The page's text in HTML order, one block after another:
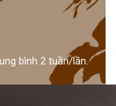
bình 2 tuần/lần.